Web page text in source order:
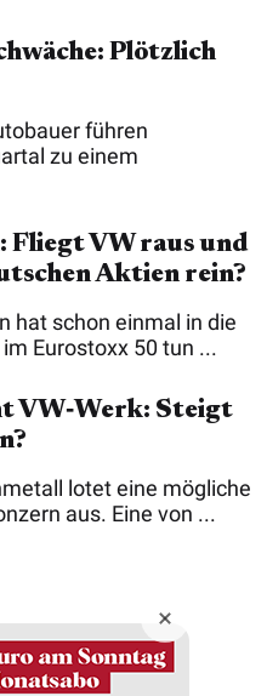
Plötzlich
führen
zu einem
Fliegt VW raus und
Aktien rein?
hat schon einmal in die
Eurostoxx 50 tun ...
VW‑Werk: Steigt
lotet eine mögliche
aus. Eine von ...
AG